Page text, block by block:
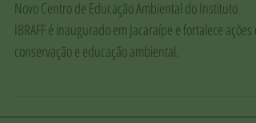
Jacaraípe
Novo Centro de Educação Ambiental do Instituto